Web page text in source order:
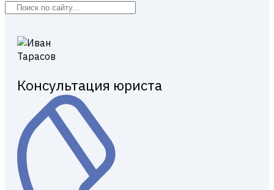
Консультация юриста